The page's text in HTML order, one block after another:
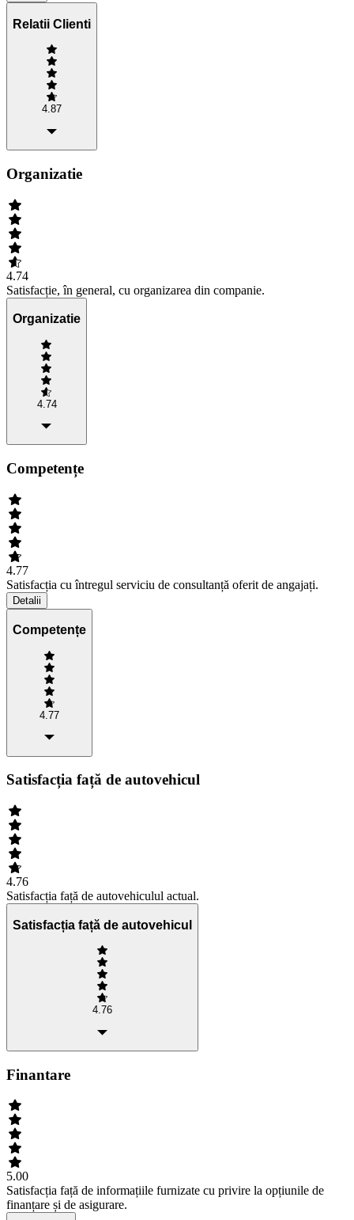
Relatii Clienti
4.87
Organizatie
4.74
Satisfacție, în general, cu organizarea din companie.
Organizatie
4.74
Competențe
4.77
Satisfacția cu întregul serviciu de consultanță oferit de angajați.
Detalii
Competențe
4.77
Satisfacția față de autovehicul
4.76
Satisfacția față de autovehiculul actual.
Satisfacția față de autovehicul
4.76
Finantare
5.00
Satisfacția față de informațiile furnizate cu privire la opțiunile de
finanțare și de asigurare.